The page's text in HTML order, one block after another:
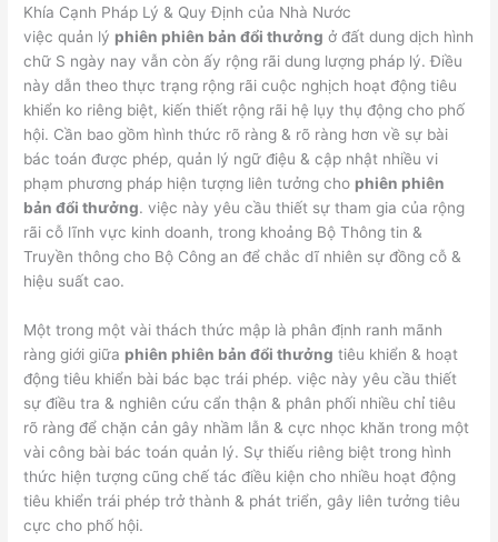
Khía Cạnh Pháp Lý & Quy Định của Nhà Nước
việc quản lý phiên phiên bản đổi thưởng ở đất dung dịch hình
chữ S ngày nay vẫn còn ấy rộng rãi dung lượng pháp lý. Điều
này dẫn theo thực trạng rộng rãi cuộc nghịch hoạt động tiêu
khiển ko riêng biệt, kiến thiết rộng rãi hệ lụy thụ động cho phố
hội. Cần bao gồm hình thức rõ ràng & rõ ràng hơn về sự bài
bác toán được phép, quản lý ngữ điệu & cập nhật nhiều vi
phạm phương pháp hiện tượng liên tưởng cho phiên phiên
bản đổi thưởng. việc này yêu cầu thiết sự tham gia của rộng
rãi cỗ lĩnh vực kinh doanh, trong khoảng Bộ Thông tin &
Truyền thông cho Bộ Công an để chắc dĩ nhiên sự đồng cỗ &
hiệu suất cao.
Một trong một vài thách thức mập là phân định ranh mãnh
ràng giới giữa phiên phiên bản đổi thưởng tiêu khiển & hoạt
động tiêu khiển bài bác bạc trái phép. việc này yêu cầu thiết
sự điều tra & nghiên cứu cẩn thận & phân phối nhiều chỉ tiêu
rõ ràng để chặn cản gây nhầm lẫn & cực nhọc khăn trong một
vài công bài bác toán quản lý. Sự thiếu riêng biệt trong hình
thức hiện tượng cũng chế tác điều kiện cho nhiều hoạt động
tiêu khiển trái phép trở thành & phát triển, gây liên tưởng tiêu
cực cho phố hội.